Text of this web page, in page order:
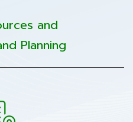
and
Planning